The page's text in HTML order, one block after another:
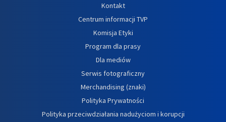
Kontakt
Centrum informacji TVP
Komisja Etyki
Program dla prasy
Dla mediów
Serwis fotograficzny
Merchandising (znaki)
Polityka Prywatności
Polityka przeciwdziałania nadużyciom i korupcji